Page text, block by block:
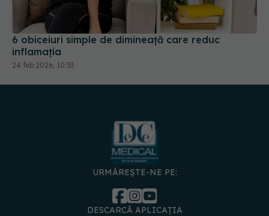
6 obiceiuri simple de dimineață care reduc
inflamația
24 feb 2026, 10:33
URMĂREȘTE-NE PE:
DESCARCĂ APLICAȚIA